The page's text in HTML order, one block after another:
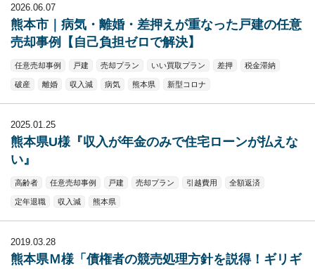
2026.06.07
熊本市｜病気・離婚・差押えが重なった戸建の任意
売却事例【自己負担ゼロで解決】
任意売却事例 戸建 売却プラン いい買取プラン 差押 税金滞納
破産 離婚 収入減 病気 熊本県 新型コロナ
2025.01.25
熊本県U様『収入が年金のみで住宅ローンが払えな
い』
高齢者 任意売却事例 戸建 売却プラン 引越費用 全額返済
定年退職 収入減 熊本県
2019.03.28
熊本県Ｍ様「債権者の競売処理方針を説得！ギリギ